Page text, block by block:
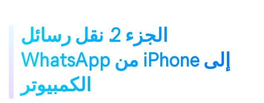
الجزء 2. نقل رسائل
WhatsApp من iPhone إلى
الكمبيوتر